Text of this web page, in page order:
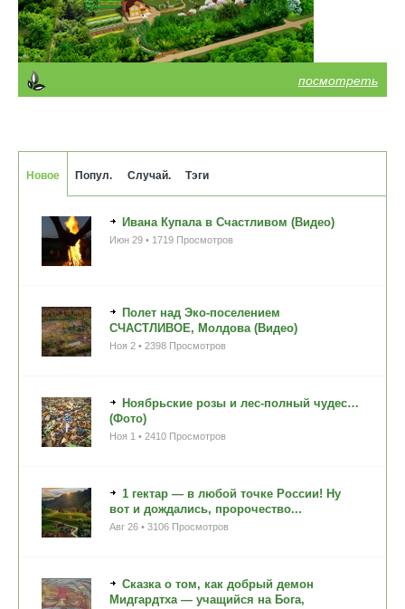
посмотреть
Новое Попул. Случай. Тэги
Ивана Купала в Счастливом (Видео)
Июн 29 • 1719 Просмотров
Полет над Эко-поселением
СЧАСТЛИВОЕ, Молдова (Видео)
Ноя 2 • 2398 Просмотров
Ноябрьские розы и лес-полный чудес…
(Фото)
Ноя 1 • 2410 Просмотров
1 гектар — в любой точке России! Ну
вот и дождались, пророчество...
Авг 26 • 3106 Просмотров
Сказка о том, как добрый демон
Мидгардтха — учащийся на Бога,